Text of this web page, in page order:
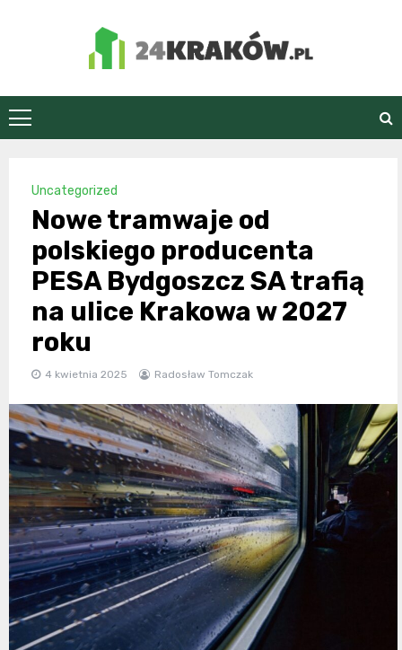
24Kraków.pl
Uncategorized
Nowe tramwaje od
polskiego producenta
PESA Bydgoszcz SA trafią
na ulice Krakowa w 2027
roku
4 kwietnia 2025 Radosław Tomczak